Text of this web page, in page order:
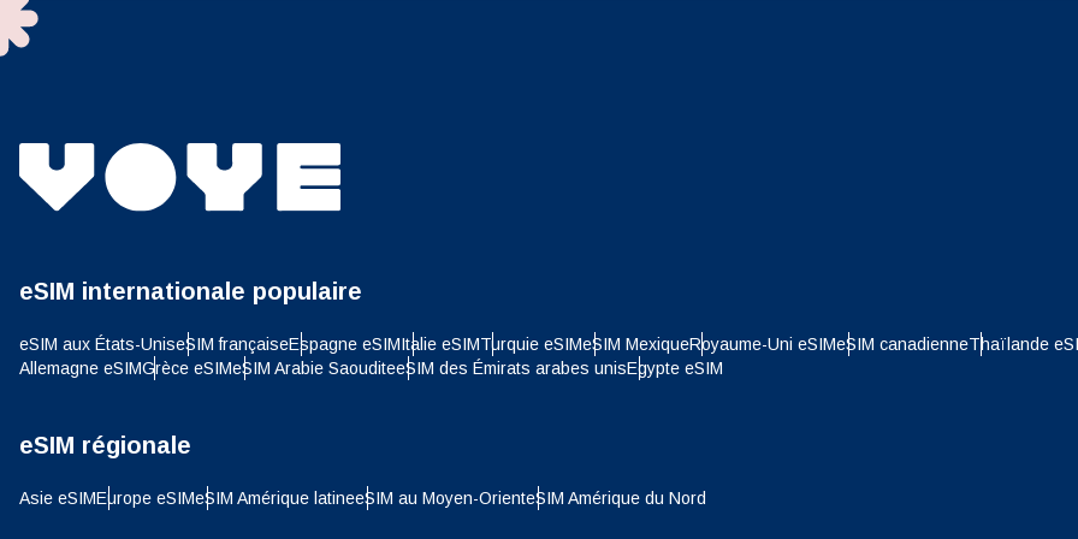
eSIM internationale populaire
eSIM aux États-UniseSIM françaiseEspagne eSIMItalie eSIMTurquie eSIMeSIM MexiqueRoyaume-Uni eSIMeSIM canadienneThaïlande
Allemagne eSIMGrèce eSIMeSIM Arabie SaouditeeSIM des Émirats arabes unisEgypte eSIM
eSIM régionale
Asie eSIMEurope eSIMeSIM Amérique latineeSIM au Moyen-OrienteSIM Amérique du Nord